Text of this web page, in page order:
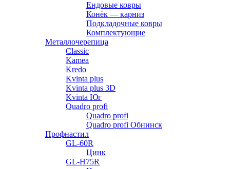
Ендовые ковры
Конёк — карниз
Подкладочные ковры
Комплектующие
Металлочерепица
Classic
Kamea
Kredo
Kvinta plus
Kvinta plus 3D
Kvinta Юг
Quadro profi
Quadro profi
Quadro profi Обнинск
Профнастил
GL-60R
Цинк
GL-H75R